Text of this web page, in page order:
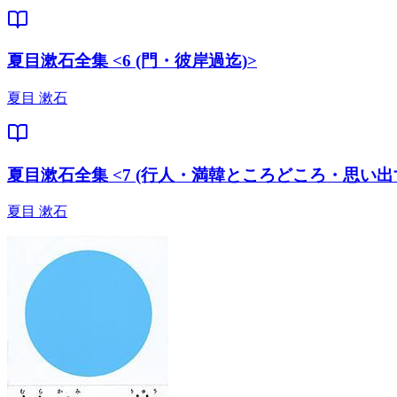
夏目漱石全集 <6 (門・彼岸過迄)>
夏目 漱石
夏目漱石全集 <7 (行人・満韓ところどころ・思い
夏目 漱石